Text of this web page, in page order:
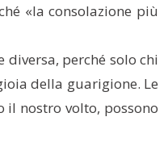
«la consolazione più
diversa, perché solo chi
della guarigione. Le
il nostro volto, possono